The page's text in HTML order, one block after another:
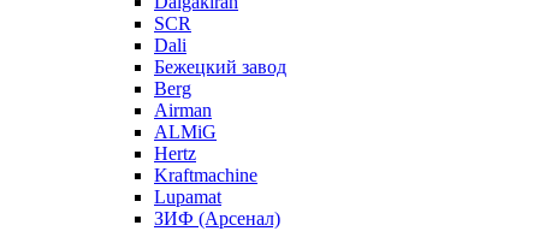
SCR
Dali
Бежецкий завод
Berg
Airman
ALMiG
Hertz
Kraftmachine
Lupamat
ЗИФ (Арсенал)